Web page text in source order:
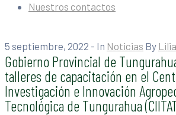
Nuestros contactos
5 septiembre, 2022 - In Noticias By
Gobierno Provincial de
talleres de capacitación en el
Investigación e Innovación
Tecnológica de Tungurahua